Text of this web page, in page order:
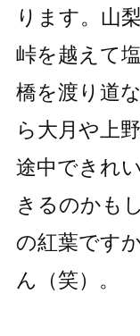
ります。山
峠を越えて
橋を渡り道
ら大月や上
途中できれ
きるのかも
の紅葉です
ん（笑）。